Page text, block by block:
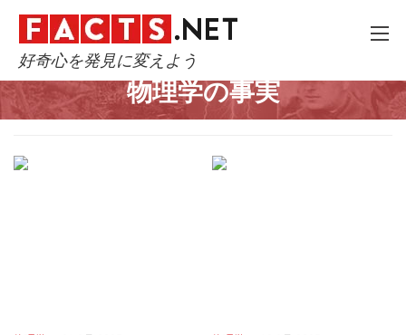
好奇心を発見に変えよう
Home 科学
物理学の事実